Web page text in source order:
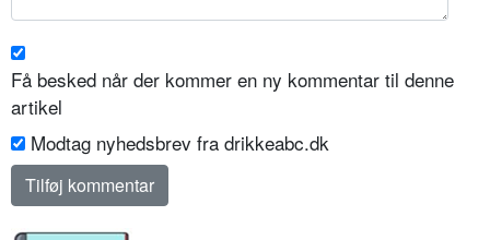
Få besked når der kommer en ny kommentar til denne
artikel
Modtag nyhedsbrev fra drikkeabc.dk